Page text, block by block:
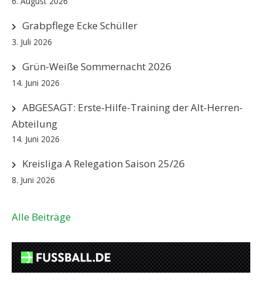
Grabpflege Ecke Schüller
3. Juli 2026
Grün-Weiße Sommernacht 2026
14. Juni 2026
ABGESAGT: Erste-Hilfe-Training der Alt-Herren-
Abteilung
14. Juni 2026
Kreisliga A Relegation Saison 25/26
8. Juni 2026
Alle Beiträge